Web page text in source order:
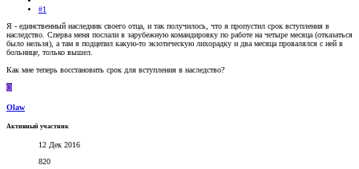
#1
Я - единственный наследник своего отца, и так получилось, что я пропустил срок вступления в
наследство. Сперва меня послали в зарубежную командировку по работе на четыре месяца (отказаться
было нельзя), а там я подцепил какую-то экзотическую лихорадку и два месяца провалялся с ней в
больнице, только вышел.
Как мне теперь восстановить срок для вступления в наследство?
O
Olaw
Активный участник
12 Дек 2016
820